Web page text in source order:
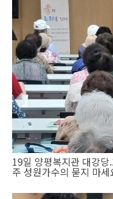
19일 양평복지관 대강
주 성원가수의 묻지 마